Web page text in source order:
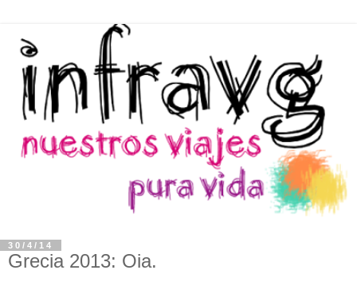
30/4/14
Grecia 2013: Oia.